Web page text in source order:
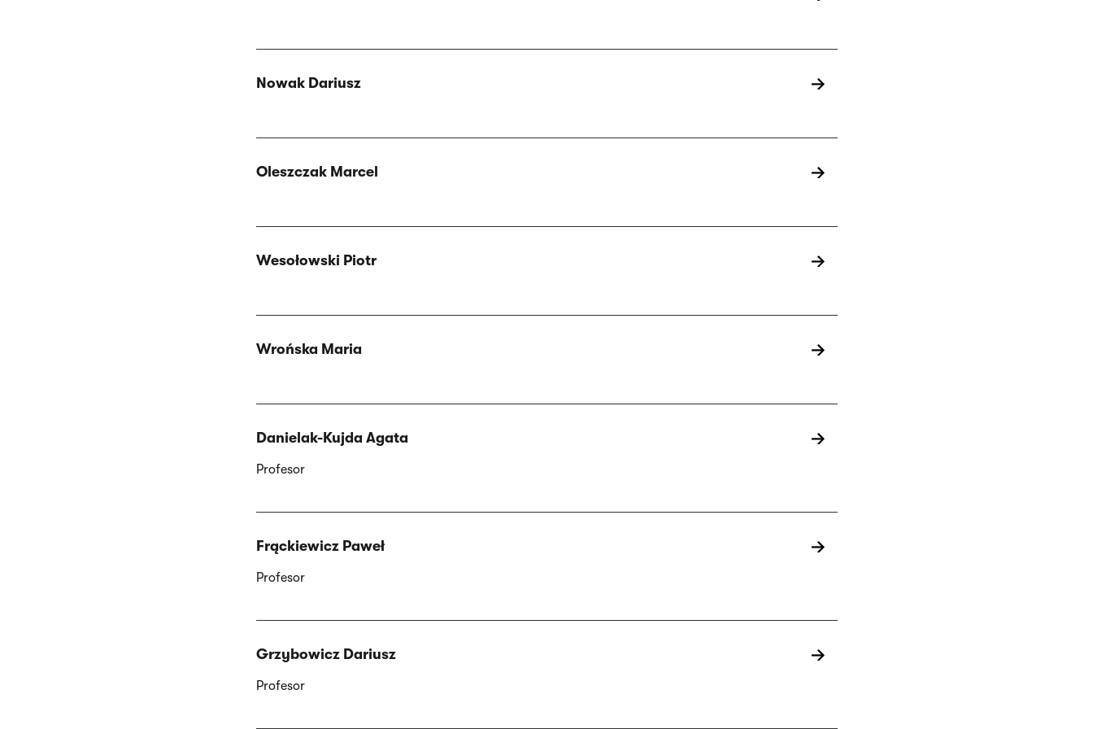
Nowak Dariusz
Oleszczak Marcel
Wesołowski Piotr
Wrońska Maria
Danielak-Kujda Agata
Profesor
Frąckiewicz Paweł
Profesor
Grzybowicz Dariusz
Profesor